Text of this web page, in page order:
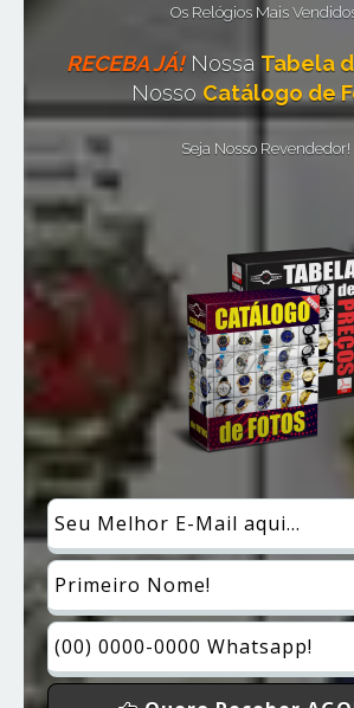
Os Relógios Mais
RECEBA JÁ!Nossa Tabela
Nosso Catálogo de
Seja Nosso Revendedor!